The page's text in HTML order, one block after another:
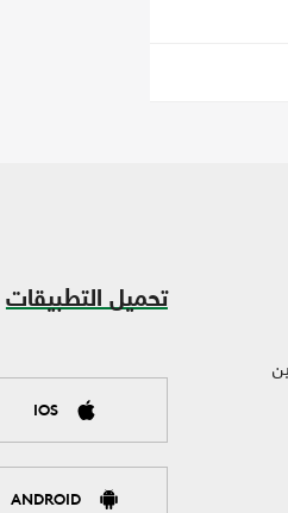
تحميل التطبيقات
IOS
ANDROID